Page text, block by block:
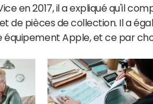
en 2017, il a expliqué qu'il
de pièces de collection. Il a
Apple, et ce par